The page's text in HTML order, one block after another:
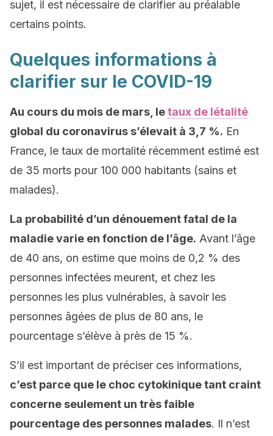
sujet, il est nécessaire de clarifier au préalable
certains points.
Quelques informations à
clarifier sur le COVID-19
Au cours du mois de mars, letaux de létalité
global du coronavirus s’élevait à 3,7 %. En
France, le taux de mortalité récemment estimé est
de 35 morts pour 100 000 habitants (sains et
malades).
La probabilité d’un dénouement fatal de la
maladie varie en fonction de l’âge. Avant l’âge
de 40 ans, on estime que moins de 0,2 % des
personnes infectées meurent, et chez les
personnes les plus vulnérables, à savoir les
personnes âgées de plus de 80 ans, le
pourcentage s’élève à près de 15 %.
S’il est important de préciser ces informations,
c’est parce que le choc cytokinique tant craint
concerne seulement un très faible
pourcentage des personnes malades. Il n’est